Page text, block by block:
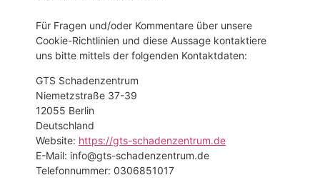
Für Fragen und/oder Kommentare über unsere
Cookie-Richtlinien und diese Aussage kontaktiere
uns bitte mittels der folgenden Kontaktdaten:
GTS Schadenzentrum
Niemetzstraße 37-39
12055 Berlin
Deutschland
Website: https://gts-schadenzentrum.de
E-Mail: info@gts-schadenzentrum.de
Telefonnummer: 0306851017